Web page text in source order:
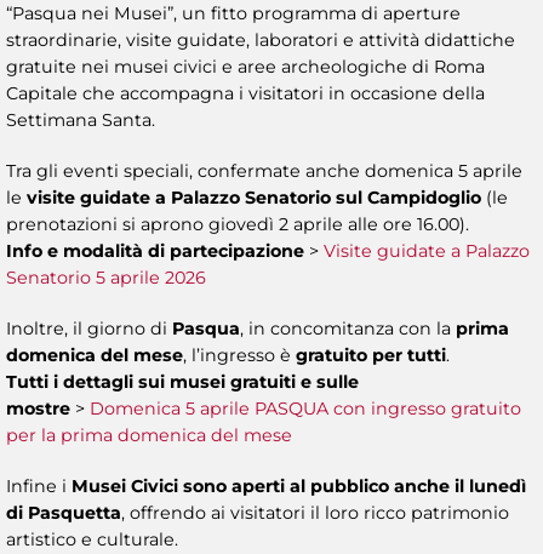
“Pasqua nei Musei”, un fitto programma di aperture
straordinarie, visite guidate, laboratori e attività didattiche
gratuite nei musei civici e aree archeologiche di Roma
Capitale che accompagna i visitatori in occasione della
Settimana Santa.
Tra gli eventi speciali, confermate anche domenica 5 aprile
le visite guidate a Palazzo Senatorio sul Campidoglio (le
prenotazioni si aprono giovedì 2 aprile alle ore 16.00).
Info e modalità di partecipazione > Visite guidate a Palazzo
Senatorio 5 aprile 2026
Inoltre, il giorno di Pasqua, in concomitanza con la prima
domenica del mese, l’ingresso è gratuito per tutti.
Tutti i dettagli sui musei gratuiti e sulle
mostre > Domenica 5 aprile PASQUA con ingresso gratuito
per la prima domenica del mese
Infine i Musei Civici sono aperti al pubblico anche il lunedì
di Pasquetta, offrendo ai visitatori il loro ricco patrimonio
artistico e culturale.